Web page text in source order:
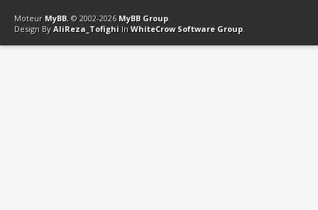
Moteur MyBB, © 2002-2026 MyBB Group.
Design By AliReza_Tofighi In WhiteCrow Software Group.